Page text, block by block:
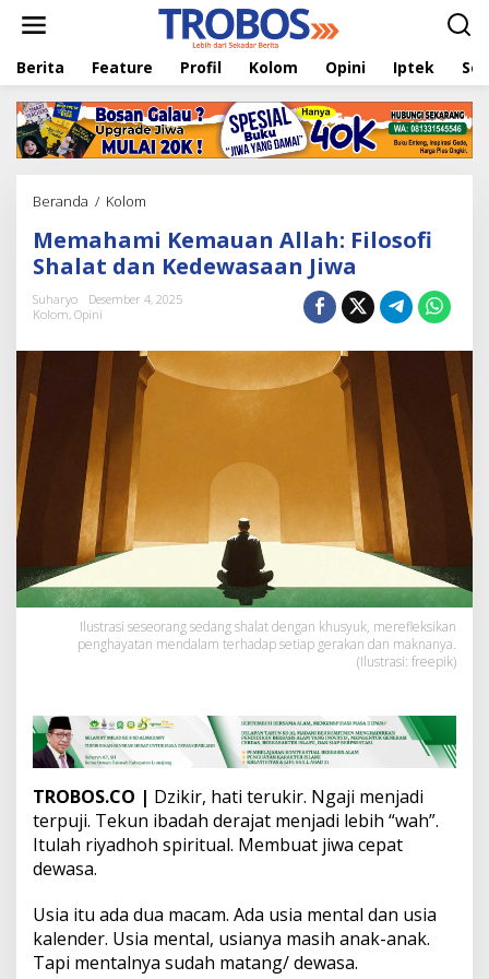
t
Berita Feature Profil Kolom Opini Iptek
Beranda / Kolom
m
a
h
a
K
e
l
:
F
i
l
o
f
i
S
l
a
a
K
e
Memahami Kemauan Allah: Filosofi
Shalat dan Kedewasaan Jiwa
Suharyo
Desember 4, 2025
Kolom, Opini
Ilustrasi seseorang sedang shalat dengan khusyuk, merefleksikan
penghayatan mendalam terhadap setiap gerakan dan maknanya.
(Ilustrasi: freepik)
TROBOS.CO | Dzikir, hati terukir. Ngaji menjadi
terpuji. Tekun ibadah derajat menjadi lebih “wah”.
Itulah riyadhoh spiritual. Membuat jiwa cepat
dewasa.
Usia itu ada dua macam. Ada usia mental dan usia
kalender. Usia mental, usianya masih anak-anak.
Tapi mentalnya sudah matang/ dewasa.